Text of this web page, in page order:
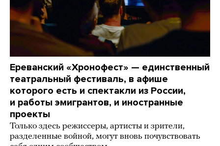
Ереванский «Хронофест» — единственный
театральный фестиваль, в афише
которого есть и спектакли из России,
и работы эмигрантов, и иностранные
проекты
Только здесь режиссеры, артисты и зрители,
разделенные войной, могут вновь почувствовать